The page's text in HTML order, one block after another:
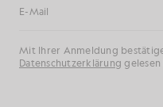
E-Mail-Adresse
Mit Ihrer Anmeldung
Datenschutzerklärung gelesen